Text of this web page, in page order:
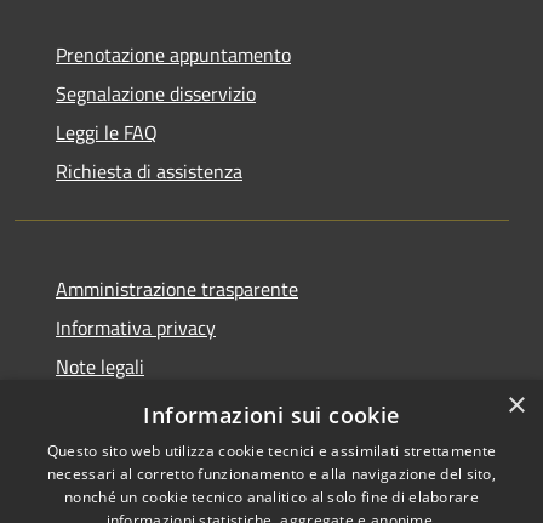
Prenotazione appuntamento
Segnalazione disservizio
Leggi le FAQ
Richiesta di assistenza
Amministrazione trasparente
Informativa privacy
Note legali
Dichiarazione di accessibilità
×
Informazioni sui cookie
Questo sito web utilizza cookie tecnici e assimilati strettamente
necessari al corretto funzionamento e alla navigazione del sito,
nonché un cookie tecnico analitico al solo fine di elaborare